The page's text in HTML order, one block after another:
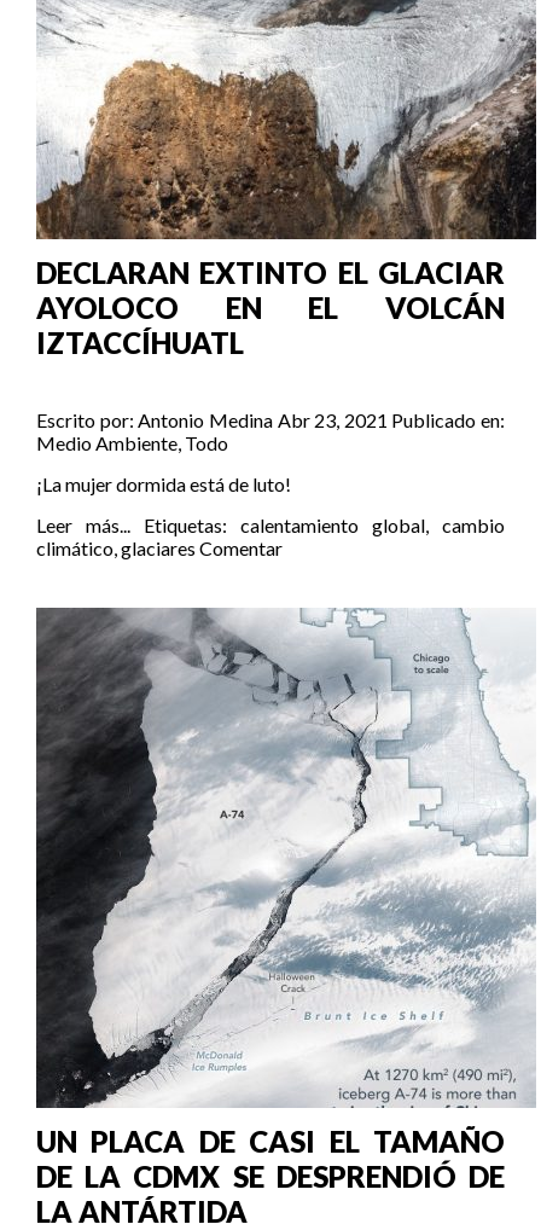
DECLARAN EXTINTO EL GLACIAR
AYOLOCO EN EL VOLCÁN
IZTACCÍHUATL
Escrito por:Antonio Medina Abr 23, 2021 Publicado en:
Medio Ambiente, Todo
¡La mujer dormida está de luto!
Leer más...
Etiquetas: calentamiento global, cambio
climático,glaciares Comentar
UN PLACA DE CASI EL TAMAÑO
DE LA CDMX SE DESPRENDIÓ DE
LA ANTÁRTIDA